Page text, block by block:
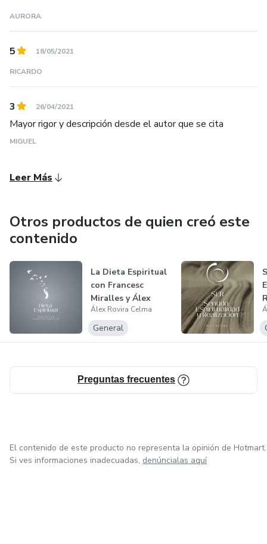
Felicidad" o "Un Corazón lleno de Estrellas", "Cuentos para
quererte mejor", la ficción empresarial en el caso de "El
Beneficio", o la novela como es el caso de "La Última
Respuesta" y su secuela, "La luz de Alejandría".
AURORA
5 18/05/2021
RICARDO
3 26/04/2021
Mayor rigor y descripción desde el autor que se cita
MIGUEL
Leer Más
Otros productos de quien creó este
contenido
La Dieta Espiritual
con Francesc
Miralles y Álex
Rovira
Álex Rovira Celma
General
Preguntas frecuentes
El contenido de este producto no representa la opinión de Hotmart.
Si ves informaciones inadecuadas, denúncialas aquí